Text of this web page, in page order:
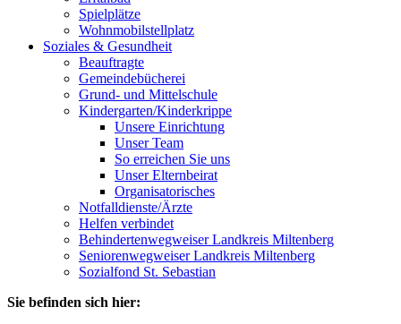
Spielplätze
Wohnmobilstellplatz
Soziales & Gesundheit
Beauftragte
Gemeindebücherei
Grund- und Mittelschule
Kindergarten/Kinderkrippe
Unsere Einrichtung
Unser Team
So erreichen Sie uns
Unser Elternbeirat
Organisatorisches
Notfalldienste/Ärzte
Helfen verbindet
Behindertenwegweiser Landkreis Miltenberg
Seniorenwegweiser Landkreis Miltenberg
Sozialfond St. Sebastian
Sie befinden sich hier: